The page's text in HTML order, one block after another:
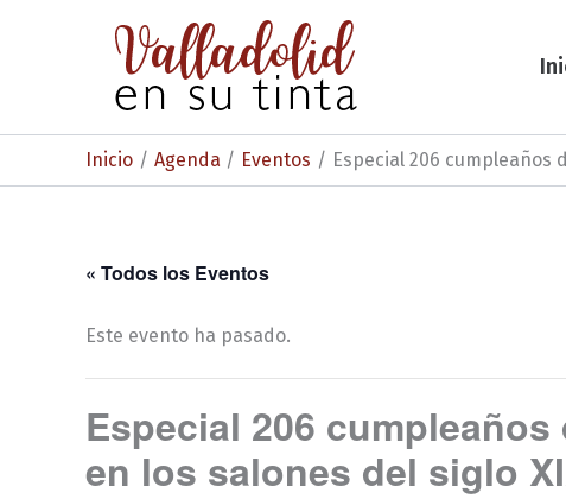
Inicio Agenda Eventos Especial 206
« Todos los Eventos
Este evento ha pasado.
Especial 206
en los salones del siglo